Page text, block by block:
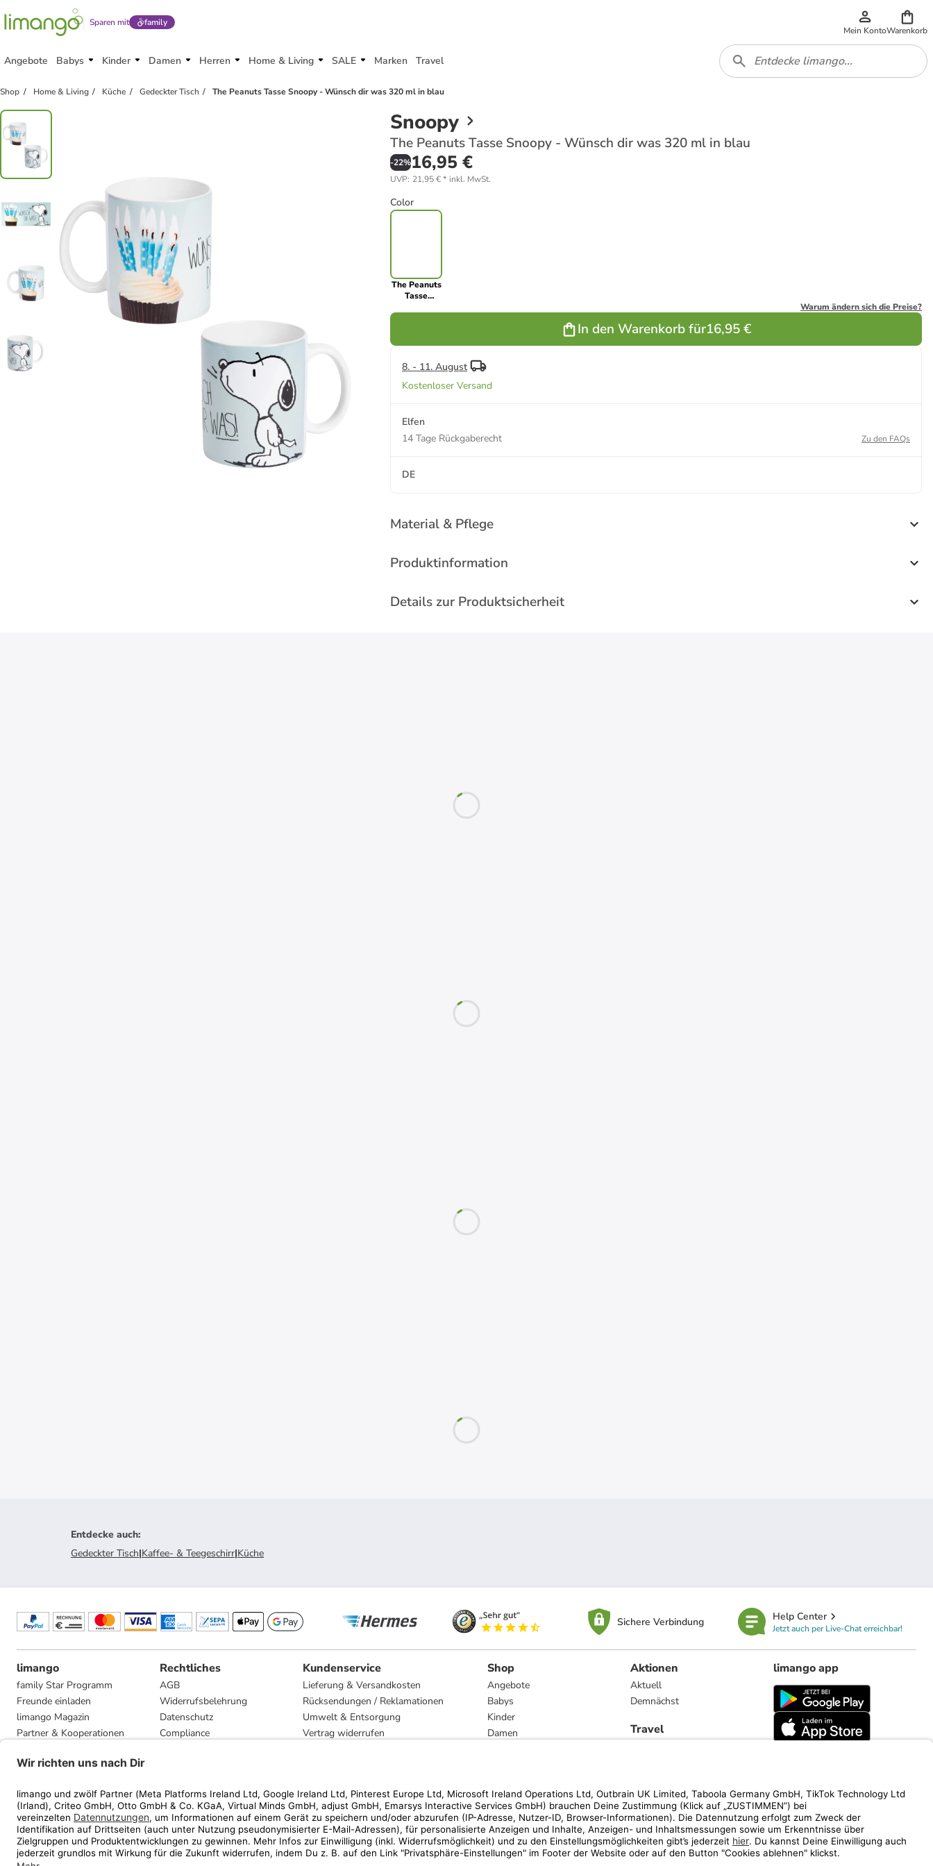
Sparen mit family
Mein KontoWarenkorb
Angebote Babys Kinder Damen Herren Home & Living SALE Marken Travel
Shop Home & Living Küche Gedeckter Tisch The Peanuts Tasse Snoopy - Wünsch dir was 320 ml in blau
Snoopy
The Peanuts Tasse Snoopy - Wünsch dir was 320 ml in blau
-22%16,95 €
UVP: 21,95 €* inkl. MwSt.
Color
The Peanuts
Tasse
Warum ändern sich die Preise?
In den Warenkorb für16,95 €
8. - 11. August
Kostenloser Versand
Elfen
14 Tage Rückgaberecht
Zu den FAQs
DE
Material & Pflege
Produktinformation
Details zur Produktsicherheit
Entdecke auch:
Gedeckter Tisch|Kaffee- & Teegeschirr|Küche
Sichere Verbindung Help Center
Jetzt auch per Live-Chat erreichbar!
limango
family Star Programm
Freunde einladen
limango Magazin
Partner & Kooperationen
Presse
Rechtliches
AGB
Widerrufsbelehrung
Datenschutz
Compliance
Kundenservice
Lieferung & Versandkosten
Rücksendungen / Reklamationen
Umwelt & Entsorgung
Vertrag widerrufen
Shop
Angebote
Babys
Kinder
Damen
Marken
Aktionen
Aktuell
Demnächst
Travel
limango app
limango.nl limango.pl